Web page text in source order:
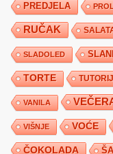
PREDJELA
RUČAK
SLADOLED
TORTE
VANILA
VIŠNJE VOĆE
ČOKOLADA